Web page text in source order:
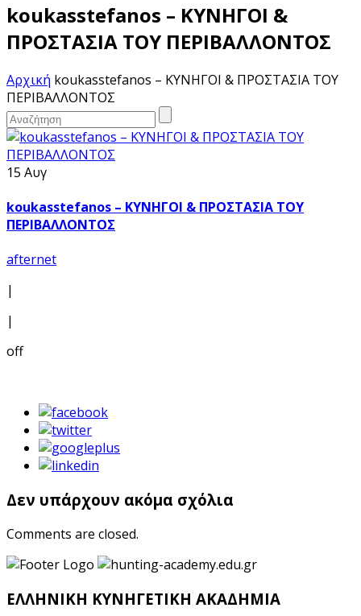
koukasstefanos – ΚΥΝΗΓΟΙ &
ΠΡΟΣΤΑΣΙΑ ΤΟΥ ΠΕΡΙΒΑΛΛΟΝΤΟΣ
Αρχική koukasstefanos – ΚΥΝΗΓΟΙ & ΠΡΟΣΤΑΣΙΑ ΤΟΥ
ΠΕΡΙΒΑΛΛΟΝΤΟΣ
15 Αυγ
koukasstefanos – ΚΥΝΗΓΟΙ & ΠΡΟΣΤΑΣΙΑ ΤΟΥ
ΠΕΡΙΒΑΛΛΟΝΤΟΣ
afternet
|
|
off
Δεν υπάρχουν ακόμα σχόλια
Comments are closed.
ΕΛΛΗΝΙΚΗ ΚΥΝΗΓΕΤΙΚΗ ΑΚΑΔΗΜΙΑ